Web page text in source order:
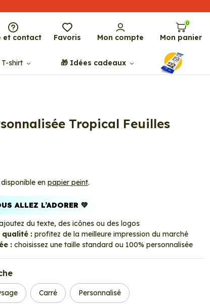
et contact Favoris Mon compte
0
Mon panier
T-shirt 🎁​ Idées cadeaux
Tropical Feuilles
en papier peint.
ALLEZ L’ADORER 💚
du texte, des icônes ou des logos
: profitez de la meilleure impression du marché
: choisissez une taille standard ou 100% personnalisée
Carré Personnalisé